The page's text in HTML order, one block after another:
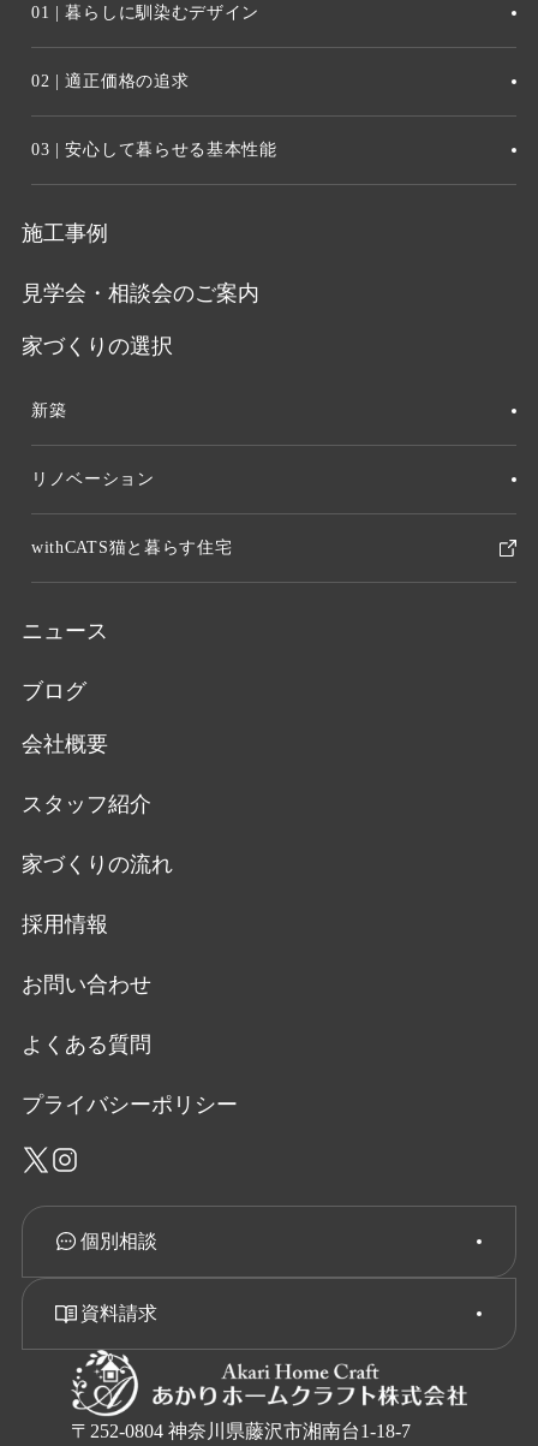
〒252-0804 神奈川県藤沢市湘南台1-18-7
01 | 暮らしに馴染むデザイン
02 | 適正価格の追求
03 | 安心して暮らせる基本性能
施工事例
見学会・相談会のご案内
家づくりの選択
新築
リノベーション
withCATS猫と暮らす住宅
ニュース
ブログ
会社概要
スタッフ紹介
家づくりの流れ
採用情報
お問い合わせ
よくある質問
プライバシーポリシー
個別相談
資料請求